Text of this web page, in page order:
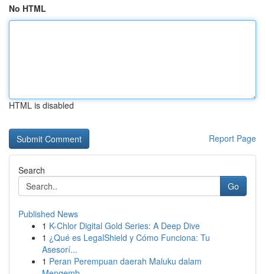
No HTML
HTML is disabled
Report Page
Search
Go
Published News
1 K-Chlor Digital Gold Series: A Deep Dive
1 ¿Qué es LegalShield y Cómo Funciona: Tu
Asesorí...
1 Peran Perempuan daerah Maluku dalam